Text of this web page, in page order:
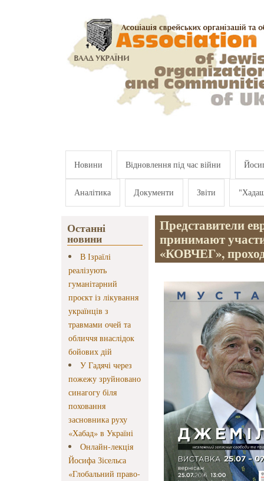
Новини Відновлення під час війни
Аналітика Документи Звіти
Останні
новини
В Ізраїлі
реалізують
гуманітарний
проєкт із лікування
українців з
травмами очей та
обличчя внаслідок
бойових дій
У Гадячі через
пожежу зруйновано
синагогу біля
поховання
засновника руху
«Хабад» в Україні
Онлайн-лекція
Йосифа Зісельса
«Глобальний право-
Представители
принимают
«КОВЧЕГ»,